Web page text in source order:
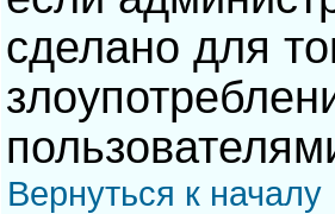
сделано для
Вернуться к началу